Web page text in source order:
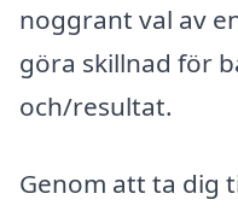
noggrant val av
göra skillnad för
och/resultat.
Genom att ta dig